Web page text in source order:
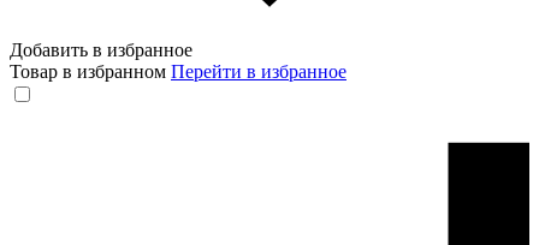
Добавить в избранное
Товар в избранном Перейти в избранное